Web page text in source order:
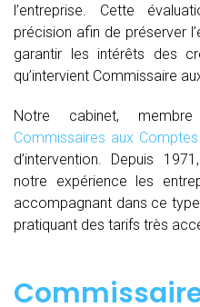
l’entreprise. Cette
précision afin de préserver
garantir les intérêts des
qu’intervient Commissaire
Notre cabinet,
Commissaires aux Comptes
d’intervention. Depuis
notre expérience les
accompagnant dans ce
pratiquant des tarifs très